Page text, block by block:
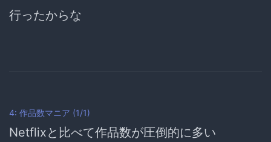
行ったからな
4: 作品数マニア (1/1)
Netflixと比べて作品数が圧倒的に多い